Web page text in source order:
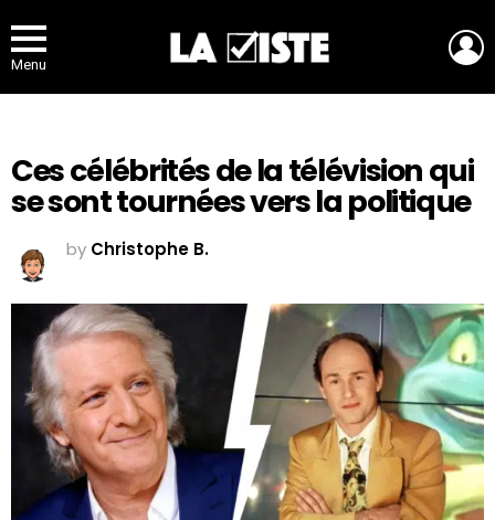
Menu
Ces célébrités de la télévision qui
se sont tournées vers la politique
by Christophe B.